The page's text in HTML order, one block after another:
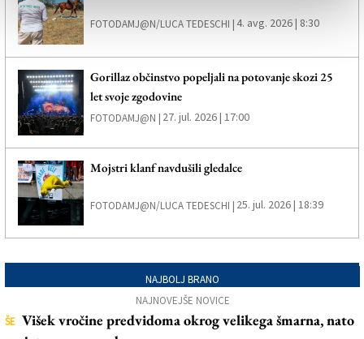
FOTODAMJ@N/LUCA TEDESCHI |4. avg. 2026 | 8:30
Gorillaz občinstvo popeljali na potovanje skozi 25
let svoje zgodovine
FOTODAMJ@N | 27. jul. 2026 | 17:00
Mojstri klanf navdušili gledalce
FOTODAMJ@N/LUCA TEDESCHI | 25. jul. 2026 | 18:39
NAJBOLJ BRANO
NAJNOVEJŠE NOVICE
ŠE Višek vročine predvidoma okrog velikega šmarna, nato